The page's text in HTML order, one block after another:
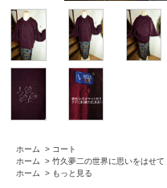
ホーム > コート
ホーム
> 竹久夢二の世界に思いをはせて
ホーム
> もっと見る